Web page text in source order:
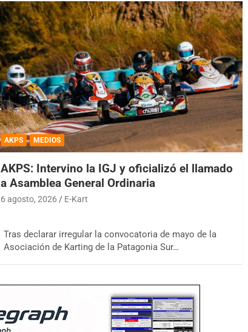
AKPS MEDIOS
AKPS: Intervino la IGJ y oficializó el llamado
a Asamblea General Ordinaria
6 agosto, 2026 E-Kart
Tras declarar irregular la convocatoria de mayo de la
Asociación de Karting de la Patagonia Sur…